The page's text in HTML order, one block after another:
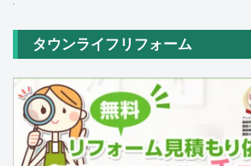
タウンライフリフォーム